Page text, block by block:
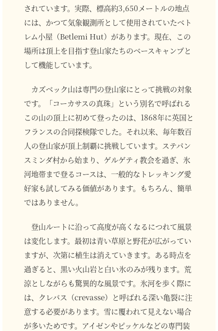
されています。実際、標高約3,650メートルの地点
には、かつて気象観測所として使用されていたベト
レム小屋（Betlemi Hut）があります。現在、この
場所は頂上を目指す登山家たちのベースキャンプと
して機能しています。
カズベック山は専門の登山家にとって挑戦の対象
です。「コーカサスの真珠」という別名で呼ばれる
この山の頂上に初めて登ったのは、1868年に英国と
フランスの合同探検隊でした。それ以来、毎年数百
人の登山家が頂上制覇に挑戦しています。ステパン
スミンダ村から始まり、ゲルゲティ教会を過ぎ、氷
河地帯まで登るコースは、一般的なトレッキング愛
好家も試してみる価値があります。もちろん、簡単
ではありません。
登山ルートに沿って高度が高くなるにつれて風景
は変化します。最初は青い草原と野花が広がってい
ますが、次第に植生は消えていきます。ある時点を
過ぎると、黒い火山岩と白い氷のみが残ります。荒
涼としながらも驚異的な風景です。氷河を歩く際に
は、クレバス（crevasse）と呼ばれる深い亀裂に注
意する必要があります。雪に覆われて見えない場合
が多いためです。アイゼンやピッケルなどの専門装